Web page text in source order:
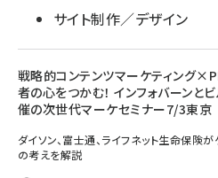
サイト制作／デザイン
戦略的コンテンツマーケティング
者の心をつかむ！ インフォバーンと
催の次世代マーケセミナー7/3東京
ダイソン、富士通、ライフネット生命保険
の考えを解説